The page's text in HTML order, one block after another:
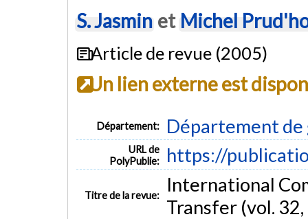
S. Jasmin et Michel
Article de revue (2005)
Un lien externe est
Département: Département de
URL de
PolyPublie:
https://
Titre de la revue:
International
Transfer (vol.